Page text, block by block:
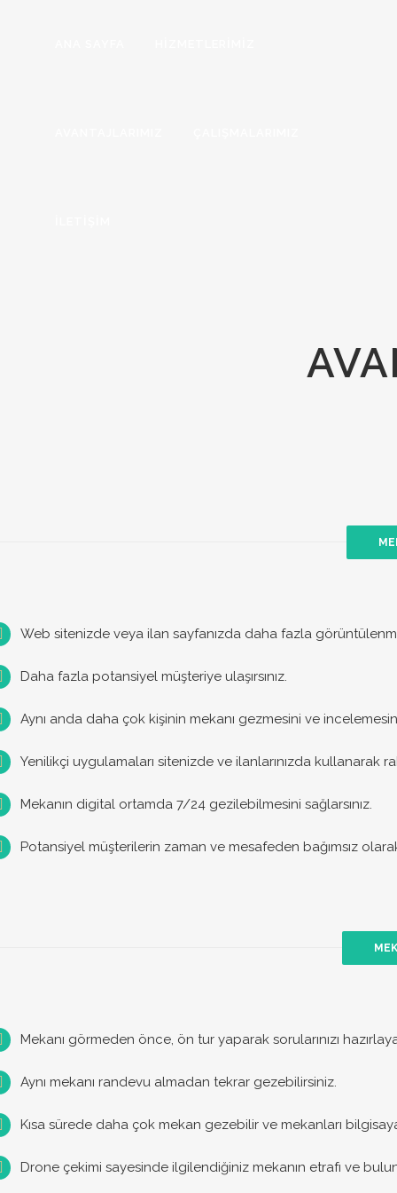
Web sitenizde veya ilan sayfanızda daha fazla görüntülenme
Daha fazla potansiyel müşteriye ulaşırsınız.
Aynı anda daha çok kişinin mekanı gezmesini ve incelemesini
Yenilikçi uygulamaları sitenizde ve ilanlarınızda kullanarak
Mekanın digital ortamda 7/24 gezilebilmesini sağlarsınız.
Potansiyel müşterilerin zaman ve mesafeden bağımsız
Mekanı görmeden önce, ön tur yaparak sorularınızı
Aynı mekanı randevu almadan tekrar gezebilirsiniz.
Kısa sürede daha çok mekan gezebilir ve mekanları
Drone çekimi sayesinde ilgilendiğiniz mekanın etrafı ve